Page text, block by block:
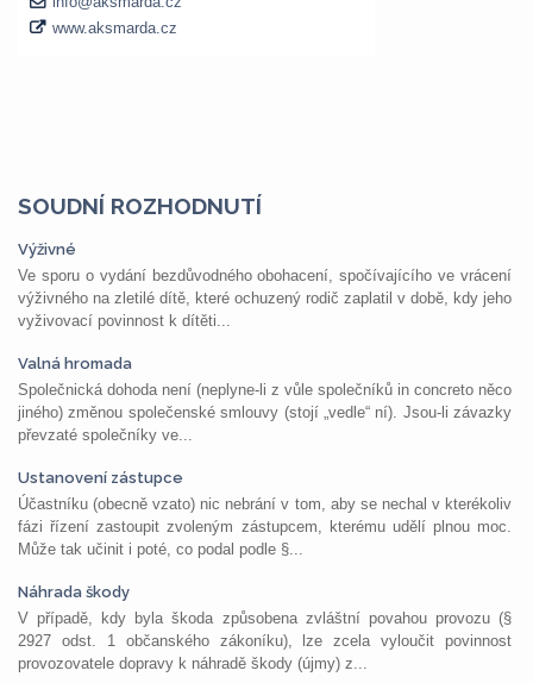
SOUDNÍ ROZHODNUTÍ
Výživné
Ve sporu o vydání bezdůvodného obohacení, spočívajícího ve vrácení
výživného na zletilé dítě, které ochuzený rodič zaplatil v době, kdy jeho
vyživovací povinnost k dítěti...
Valná hromada
Společnická dohoda není (neplyne-li z vůle společníků in concreto něco
jiného) změnou společenské smlouvy (stojí „vedle“ ní). Jsou-li závazky
převzaté společníky ve...
Ustanovení zástupce
Účastníku (obecně vzato) nic nebrání v tom, aby se nechal v kterékoliv
fázi řízení zastoupit zvoleným zástupcem, kterému udělí plnou moc.
Může tak učinit i poté, co podal podle §...
Náhrada škody
V případě, kdy byla škoda způsobena zvláštní povahou provozu (§
2927 odst. 1 občanského zákoníku), lze zcela vyloučit povinnost
provozovatele dopravy k náhradě škody (újmy) z...